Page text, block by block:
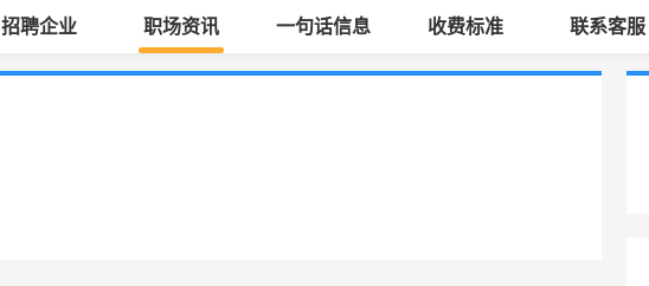
招聘企业 职场资讯 一句话信息 收费标准 联系客服